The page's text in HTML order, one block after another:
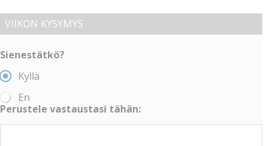
VIIKON KYSYMYS
Sienestätkö?
Kyllä
En
Perustele vastaustasi tähän: